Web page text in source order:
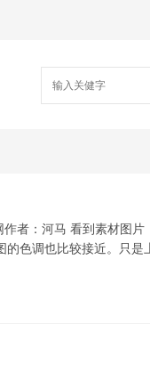
者：河马 看到素材图片
色调也比较接近。只是